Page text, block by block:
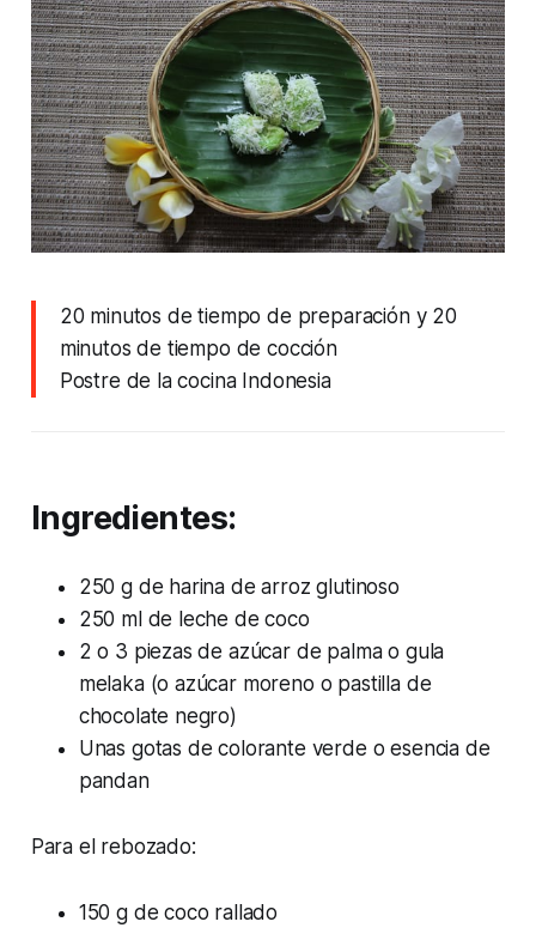
20 minutos de tiempo de preparación y 20
minutos de tiempo de cocción
Postre de la cocina Indonesia
Ingredientes:
250 g de harina de arroz glutinoso
250 ml de leche de coco
2 o 3 piezas de azúcar de palma o gula
melaka (o azúcar moreno o pastilla de
chocolate negro)
Unas gotas de colorante verde o esencia de
pandan
Para el rebozado:
150 g de coco rallado